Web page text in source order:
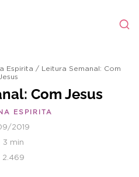
Espirita / Leitura Semanal: Com
Com Jesus
ESPIRITA
2019
3 min
2.469